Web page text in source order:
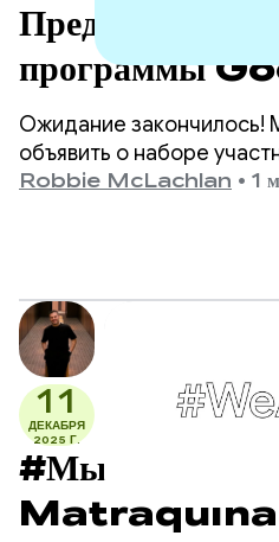
Представляем
программы
Apps
2026 года.
Ожидание закончилось!
объявить о наборе
Google Play Apps
Robbie McLachlan • 1
11
ДЕКАБРЯ
2025 Г.
#МыИграем:
Matraquina